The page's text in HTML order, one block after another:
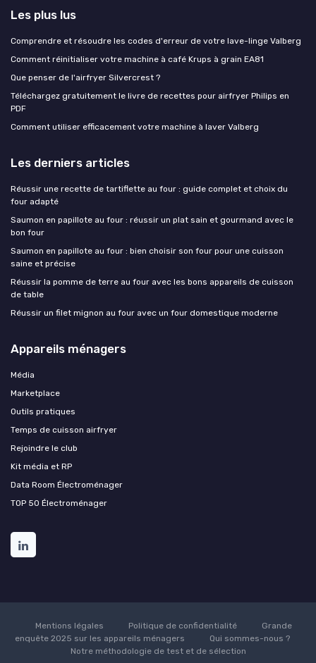
Les plus lus
Comprendre et résoudre les codes d'erreur de votre lave-linge Valberg
Comment réinitialiser votre machine à café Krups à grain EA81
Que penser de l'airfryer Silvercrest ?
Téléchargez gratuitement le livre de recettes pour airfryer Philips en
PDF
Comment utiliser efficacement votre machine à laver Valberg
Les derniers articles
Réussir une recette de tartiflette au four : guide complet et choix du
four adapté
Saumon en papillote au four : réussir un plat sain et gourmand avec le
bon four
Saumon en papillote au four : bien choisir son four pour une cuisson
saine et précise
Réussir la pomme de terre au four avec les bons appareils de cuisson
de table
Réussir un filet mignon au four avec un four domestique moderne
Appareils ménagers
Média
Marketplace
Outils pratiques
Temps de cuisson airfryer
Rejoindre le club
Kit média et RP
Data Room Électroménager
TOP 50 Électroménager
Mentions légales Politique de confidentialité
Grande
enquête 2025 sur les appareils ménagers
Qui sommes-nous ?
Notre méthodologie de test et de sélection